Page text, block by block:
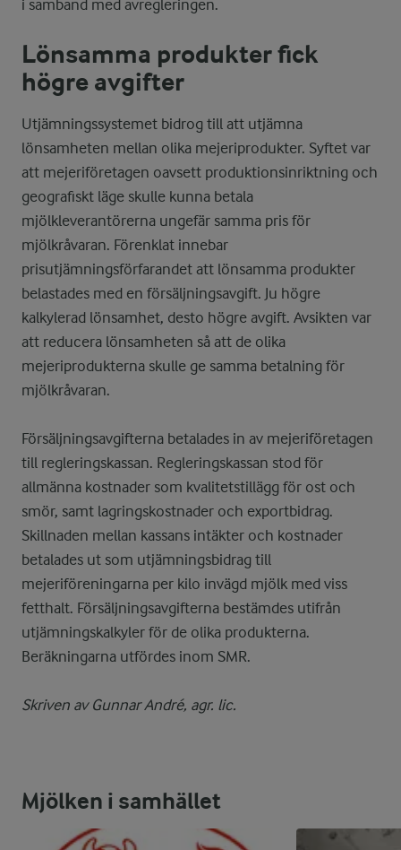
i samband med avregleringen.
Lönsamma produkter fick
högre avgifter
Utjämningssystemet bidrog till att utjämna
lönsamheten mellan olika mejeriprodukter. Syftet var
att mejeriföretagen oavsett produktionsinriktning och
geografiskt läge skulle kunna betala
mjölkleverantörerna ungefär samma pris för
mjölkråvaran. Förenklat innebar
prisutjämningsförfarandet att lönsamma produkter
belastades med en försäljningsavgift. Ju högre
kalkylerad lönsamhet, desto högre avgift. Avsikten var
att reducera lönsamheten så att de olika
mejeriprodukterna skulle ge samma betalning för
mjölkråvaran.
Försäljningsavgifterna betalades in av mejeriföretagen
till regleringskassan. Regleringskassan stod för
allmänna kostnader som kvalitetstillägg för ost och
smör, samt lagringskostnader och exportbidrag.
Skillnaden mellan kassans intäkter och kostnader
betalades ut som utjämningsbidrag till
mejeriföreningarna per kilo invägd mjölk med viss
fetthalt. Försäljningsavgifterna bestämdes utifrån
utjämningskalkyler för de olika produkterna.
Beräkningarna utfördes inom SMR.
Skriven av Gunnar André, agr. lic.
Mjölken i samhället